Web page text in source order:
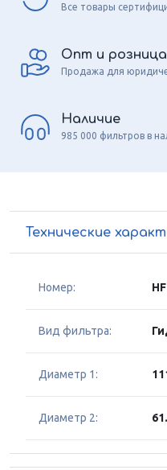
Все товары
Опт и розница
Продажа для
Наличие
985 000 фильтров в
Технические
Номер:
Вид фильтра:
Диаметр 1:
Диаметр 2: